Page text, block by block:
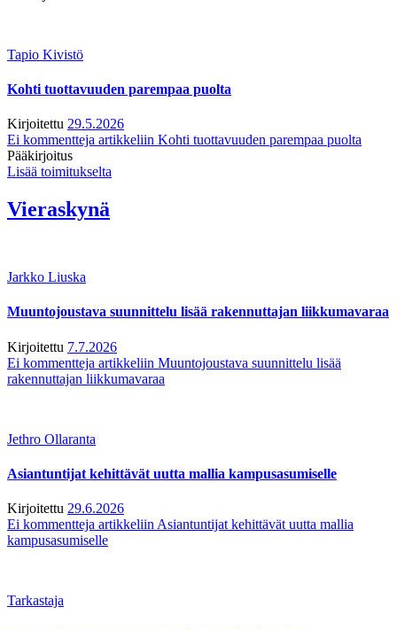
Tapio Kivistö
Kohti tuottavuuden parempaa puolta
Kirjoitettu 29.5.2026
Ei kommentteja artikkeliin Kohti tuottavuuden parempaa puolta
Pääkirjoitus
Lisää toimitukselta
Vieraskynä
Jarkko Liuska
Muuntojoustava suunnittelu lisää rakennuttajan liikkumavaraa
Kirjoitettu 7.7.2026
Ei kommentteja artikkeliin Muuntojoustava suunnittelu lisää
rakennuttajan liikkumavaraa
Jethro Ollaranta
Asiantuntijat kehittävät uutta mallia kampusasumiselle
Kirjoitettu 29.6.2026
Ei kommentteja artikkeliin Asiantuntijat kehittävät uutta mallia
kampusasumiselle
Tarkastaja